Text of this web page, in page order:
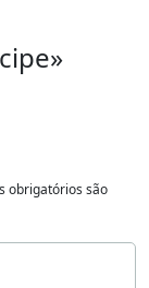
obrigatórios são